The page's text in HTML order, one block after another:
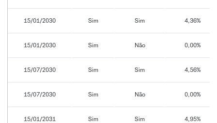
15/01/2030 Sim Sim 4,36%
15/01/2030 Sim Não 0,00%
15/07/2030 Sim Sim 4,56%
15/07/2030 Sim Não 0,00%
15/01/2031 Sim Sim 4,95%